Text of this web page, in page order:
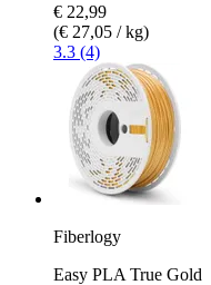
€ 22,99
(€ 27,05 / kg)
3.3 (4)
Fiberlogy
Easy PLA True Gold